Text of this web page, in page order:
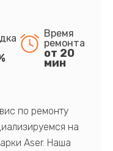
Время
ремонта
от 20
мин
по ремонту
на
Aser. Наша